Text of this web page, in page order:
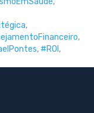
,
,
, #ROI ,